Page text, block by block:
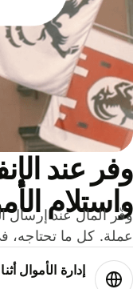
عند
كل ما تحتاجه،
إدارة الأموال أثناء